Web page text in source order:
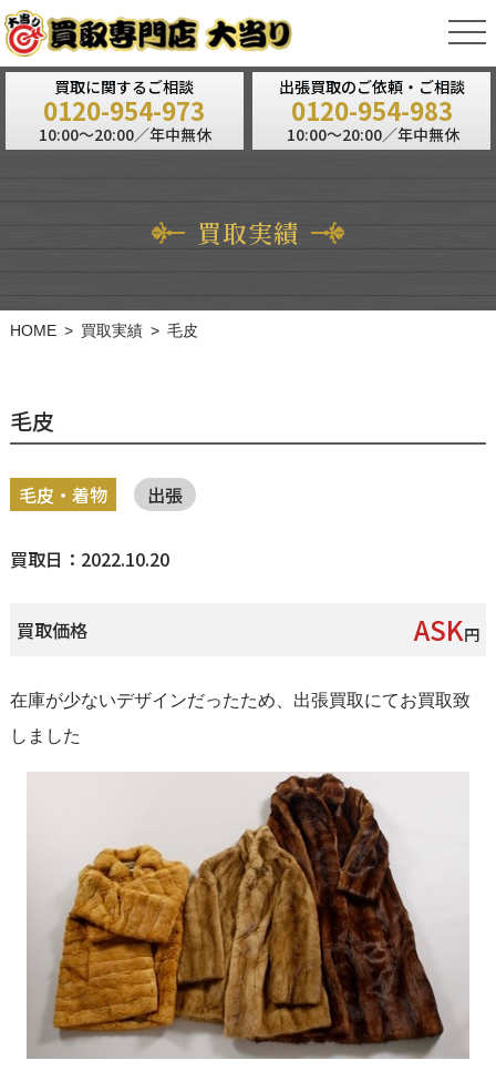
買取に関するご相談
0120-954-973
10:00～20:00／年中無休
出張買取のご依頼・ご相談
0120-954-983
10:00～20:00／年中無休
買取実績
HOME 買取実績 毛皮
毛皮
毛皮・着物 出張
買取日：2022.10.20
買取価格 ASK円
在庫が少ないデザインだったため、出張買取にてお買取致
しました